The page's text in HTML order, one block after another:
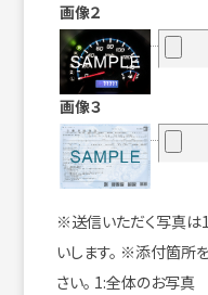
画像２
画像３
※送信いただく写真は
いします。 ※添付箇所
さい。 1:全体のお写